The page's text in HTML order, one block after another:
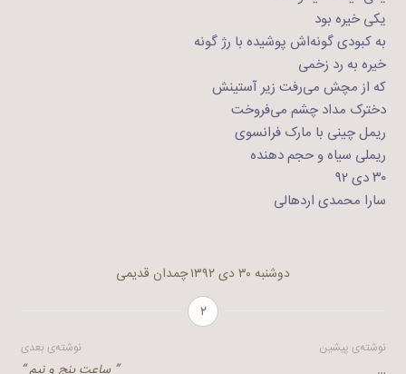
یکی خیره بود
به کبودی گونه‌اش پوشیده با رژ گونه
خیره به رد زخمی
که از مچش می‌رفت زیر آستینش
دخترک مداد چشم می‌فروخت
ریمل چینی با مارک فرانسوی
ریملی سیاه و حجم دهنده
۳۰ دی ۹۲
سارا محمدی اردهالی
دوشنبه ۳۰ دی ۱۳۹۲
چمدان قدیمی
۲
راهبری
نوشته‌ی پیشین نوشته‌ی بعدی